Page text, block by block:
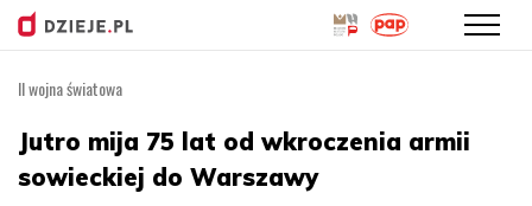
treści
II wojna światowa
Jutro mija 75 lat od wkroczenia armii
sowieckiej do Warszawy